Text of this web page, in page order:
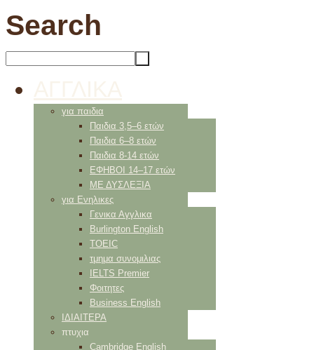
Search
για παιδια
Παιδια 3,5–6 ετών
Παιδια 6–8 ετών
Παιδια 8-14 ετών
ΕΦΗΒΟΙ 14–17 ετών
ΜΕ ΔΥΣΛΕΞΙΑ
για Ενηλικες
Γενικα Αγγλικα
Burlington English
TOEIC
τμημα συνομιλιας
IELTS Premier
Φοιτητες
Business English
ΙΔΙΑΙΤΕΡΑ
πτυχια
Cambridge English